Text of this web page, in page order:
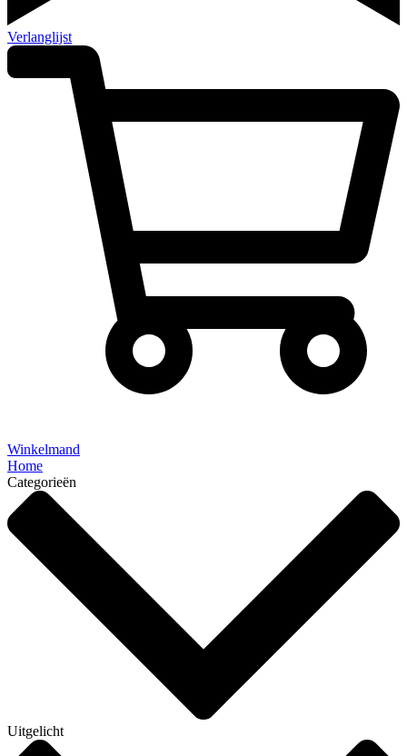
Verlanglijst
Winkelmand
Home
Categorieën
Uitgelicht